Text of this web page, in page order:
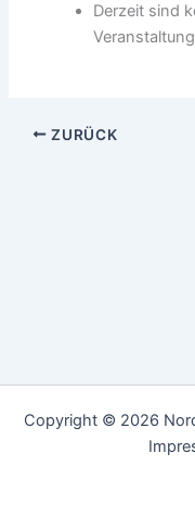
Derzeit sind
ZURÜCK
Copyright © 2026